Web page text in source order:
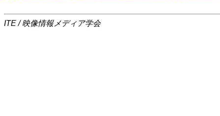
ITE / 映像情報メディア学会